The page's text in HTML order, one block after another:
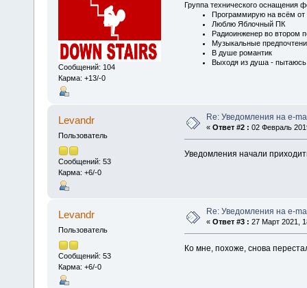
Сообщений: 104
Карма: +13/-0
Группа технического оснащения
Программирую на всём от
Люблю Яблочный ПК
Радиоинженер во втором
Музыкальные
В душе романтик
Выходя из душа - пытаюсь
Levandr
Пользователь
Сообщений: 53
Карма: +6/-0
Re: Уведомления на e-
« Ответ #2 : 02 Февраль
Уведомления начали
Levandr
Пользователь
Сообщений: 53
Карма: +6/-0
Re: Уведомления на e-
« Ответ #3 : 27 Март 2021,
Ко мне, похоже, снова